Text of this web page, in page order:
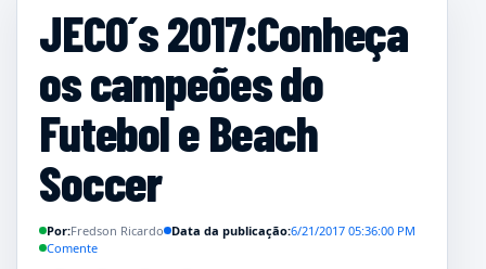
JECO´s 2017:Conheça
os campeões do
Futebol e Beach
Soccer
Por:Fredson Ricardo Data da publicação:6/21/2017 05:36:00 PM
Comente